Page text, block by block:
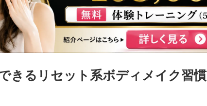
きるリセット系ボディメイク習慣